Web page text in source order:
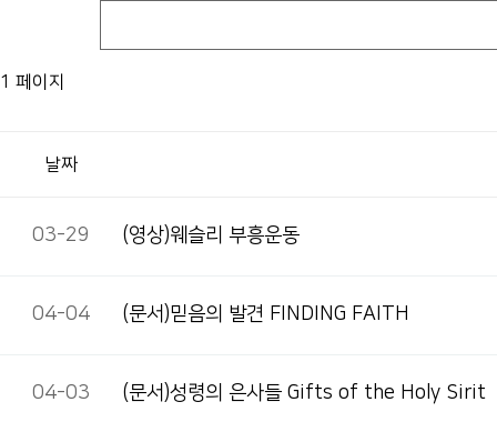
1 페이지
날짜
03-29 (영상)웨슬리 부흥운동
04-04 (문서)믿음의 발견 FINDING FAITH
04-03 (문서)성령의 은사들 Gifts of the Holy Sirit